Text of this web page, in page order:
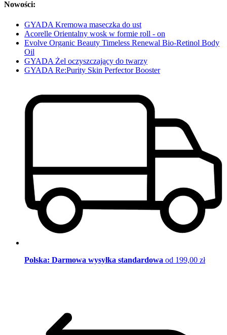
Nowości:
GYADA Kremowa maseczka do ust
Acorelle Orientalny wosk w formie roll - on
Evolve Organic Beauty Timeless Renewal Bio-Retinol Body
Oil
GYADA Żel oczyszczający do twarzy
GYADA Re:Purity Skin Perfector Booster
Polska: Darmowa wysyłka standardowa od 199,00 zł